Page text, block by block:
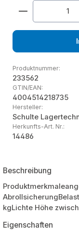
Produkt
Produktnummer:
233562
GTIN/EAN:
4004514218735
Hersteller:
Schulte
Herkunfts-Art. Nr.:
14486
Beschreibung
kgLichte Höhe
Eigenschaften